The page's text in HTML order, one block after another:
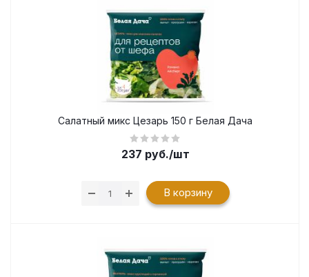
Салатный микс Цезарь 150 г Белая Дача
237 руб./шт
В корзину